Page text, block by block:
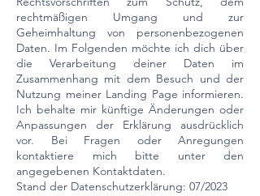
rechtmäßigen Umgang und zur
Geheimhaltung von personenbezogenen
Daten. Im Folgenden möchte ich dich über
die Verarbeitung deiner Daten im
Zusammenhang mit dem Besuch und der
Nutzung meiner Landing Page informieren.
Ich behalte mir künftige Änderungen oder
Anpassungen der Erklärung ausdrücklich
vor. Bei Fragen oder Anregungen
kontaktiere mich bitte unter den
angegebenen Kontaktdaten.
Stand der Datenschutzerklärung: 07/2023